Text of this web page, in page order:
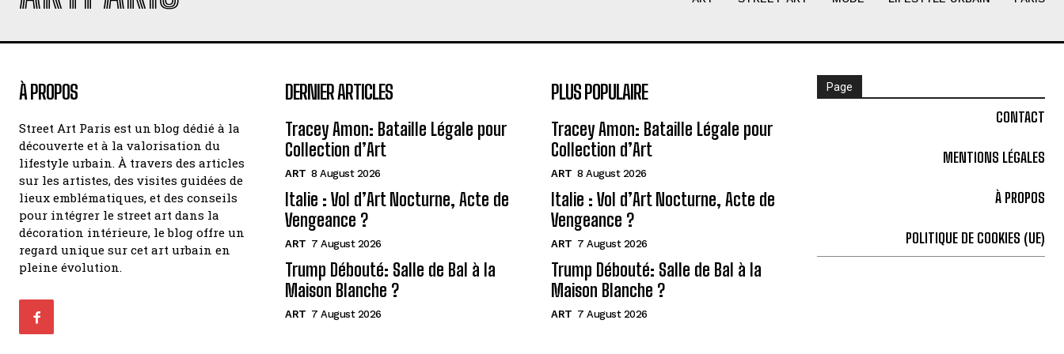
À PROPOS
Street Art Paris est un blog dédié à la
découverte et à la valorisation du
lifestyle urbain. À travers des articles
sur les artistes, des visites guidées de
lieux emblématiques, et des conseils
pour intégrer le street art dans la
décoration intérieure, le blog offre un
regard unique sur cet art urbain en
pleine évolution.
DERNIER ARTICLES
Tracey Amon: Bataille Légale pour
Collection d’Art
ART 8 August 2026
Italie : Vol d’Art Nocturne, Acte de
Vengeance ?
ART 7 August 2026
Trump Débouté: Salle de Bal à la
Maison Blanche ?
ART 7 August 2026
PLUS POPULAIRE
Tracey Amon: Bataille Légale pour
Collection d’Art
ART 8 August 2026
Italie : Vol d’Art Nocturne, Acte de
Vengeance ?
ART 7 August 2026
Trump Débouté: Salle de Bal à la
Maison Blanche ?
ART 7 August 2026
Page
CONTACT
MENTIONS LÉGALES
À PROPOS
POLITIQUE DE COOKIES (UE)